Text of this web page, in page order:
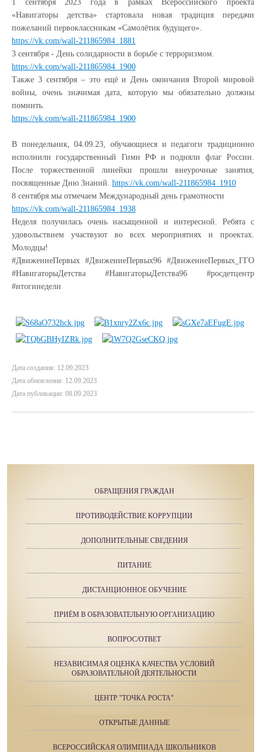
1 сентября 2023 года в рамках Всероссийского проекта
«Навигаторы детства» стартовала новая традиция передачи
пожеланий первоклассникам «Самолётик будущего».
https://vk.com/wall-211865984_1881
3 сентября - День солидарности в борьбе с терроризмом.
https://vk.com/wall-211865984_1900
Также 3 сентября – это ещё и День окончания Второй мировой
войны, очень значимая дата, которую мы обязательно должны
помнить.
https://vk.com/wall-211865984_1900
В понедельник, 04.09.23, обучающиеся и педагоги традиционно
исполнили государственный Гимн РФ и подняли флаг России.
После торжественной линейки прошли внеурочные занятия,
посвященные Дню Знаний. https://vk.com/wall-211865984_1910
8 сентября мы отмечаем Международный день грамотности
https://vk.com/wall-211865984_1938
Неделя получилась очень насыщенной и интересной. Ребята с
удовольствием участвуют во всех мероприятиях и проектах.
Молодцы!
#ДвижениеПервых #ДвижениеПервых96 #ДвижениеПервых_ГГО
#НавигаторыДетства #НавигаторыДетства96 #росдетцентр
#итогинедели
Дата создания: 12.09.2023
Дата обновления: 12.09.2023
Дата публикации: 08.09.2023
ОБРАЩЕНИЯ ГРАЖДАН
ПРОТИВОДЕЙСТВИЕ КОРРУПЦИИ
ДОПОЛНИТЕЛЬНЫЕ СВЕДЕНИЯ
ПИТАНИЕ
ДИСТАНЦИОННОЕ ОБУЧЕНИЕ
ПРИЁМ В ОБРАЗОВАТЕЛЬНУЮ ОРГАНИЗАЦИЮ
ВОПРОС/ОТВЕТ
НЕЗАВИСИМАЯ ОЦЕНКА КАЧЕСТВА УСЛОВИЙ
ОБРАЗОВАТЕЛЬНОЙ ДЕЯТЕЛЬНОСТИ
ЦЕНТР "ТОЧКА РОСТА"
ОТКРЫТЫЕ ДАННЫЕ
ВСЕРОССИЙСКАЯ ОЛИМПИАДА ШКОЛЬНИКОВ